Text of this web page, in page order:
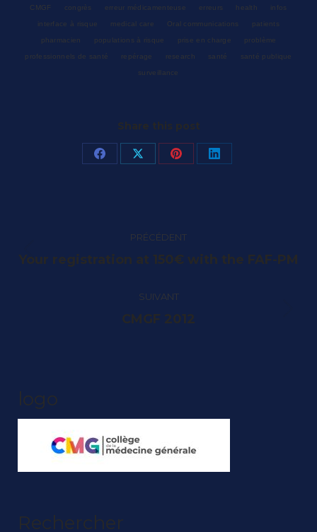
CMGF congrès erreur médicamenteuse erreurs health infos
interface à risque medical care Oral communications patients
pharmacien populations à risque prise en charge problème
professionnels de santé repérage research santé santé publique
surveillance
Share this post
PartagerPartagerPartagerPartager
PRÉCÉDENT
Article
:
Your registration at 150€ with the FAF-PM
SUIVANT
Article
CMGF 2012
logo
Rechercher